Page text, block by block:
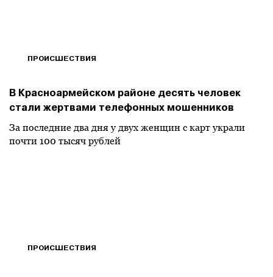
ПРОИСШЕСТВИЯ
В Красноармейском районе десять человек
стали жертвами телефонных мошенников
За последние два дня у двух женщин с карт украли
почти 100 тысяч рублей
ПРОИСШЕСТВИЯ